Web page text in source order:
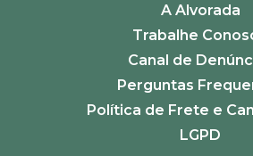
A Alvorada
Trabalhe
Canal de
Perguntas
Política de Frete e
LGPD